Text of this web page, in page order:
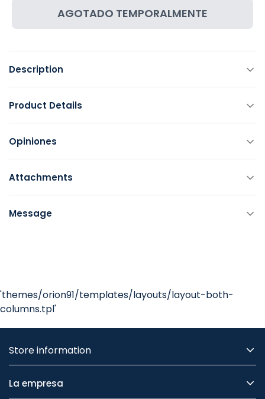
AGOTADO TEMPORALMENTE
Description
Product Details
Opiniones
Attachments
Message
'themes/orion91/templates/layouts/layout-both-
columns.tpl'
Store information
La empresa